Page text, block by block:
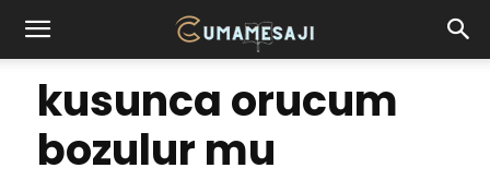
kusunca orucum
bozulur mu